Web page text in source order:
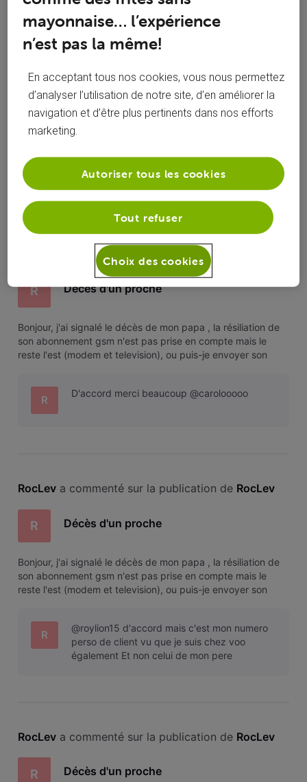
Toutesles
activités
RocLev a commenté sur la publication de
Décès d'un proche
Bonjour, j'ai signalé le décès de mon papa , la résiliation de
son abonnement gsm n'est pas prise en compte mais le
reste l'est (modem et television), ou puis-je envoyer son
acte de décès svp merci d'avance pour votre aide
Voilà. C'est fait. Merci à tous
a commenté sur la publication de
R Décès d'un proche
Bonjour, j'ai signalé le décès de mon papa , la résiliation de
son abonnement gsm n'est pas prise en compte mais le
reste l'est (modem et television), ou puis-je envoyer son
R
D'accord merci beaucoup @carolooooo
RocLev a commenté sur la publication de RocLev
R Décès d'un proche
Bonjour, j'ai signalé le décès de mon papa , la résiliation de
son abonnement gsm n'est pas prise en compte mais le
reste l'est (modem et television), ou puis-je envoyer son
R
@roylion15 d'accord mais c'est mon numero
perso de client vu que je suis chez voo
également Et non celui de mon pere
RocLev a commenté sur la publication de RocLev
R Décès d'un proche
mayonnaise… l’expérience
n’est pas la même!
En acceptant tous nos cookies, vous nous permettez
d’analyser l’utilisation de notre site, d’en améliorer la
navigation et d’être plus pertinents dans nos efforts
marketing.
Tout refuser
Autoriser tous les cookies
Choix des cookies